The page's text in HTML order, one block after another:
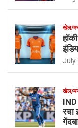
खेल/
July
खेल/
रचा